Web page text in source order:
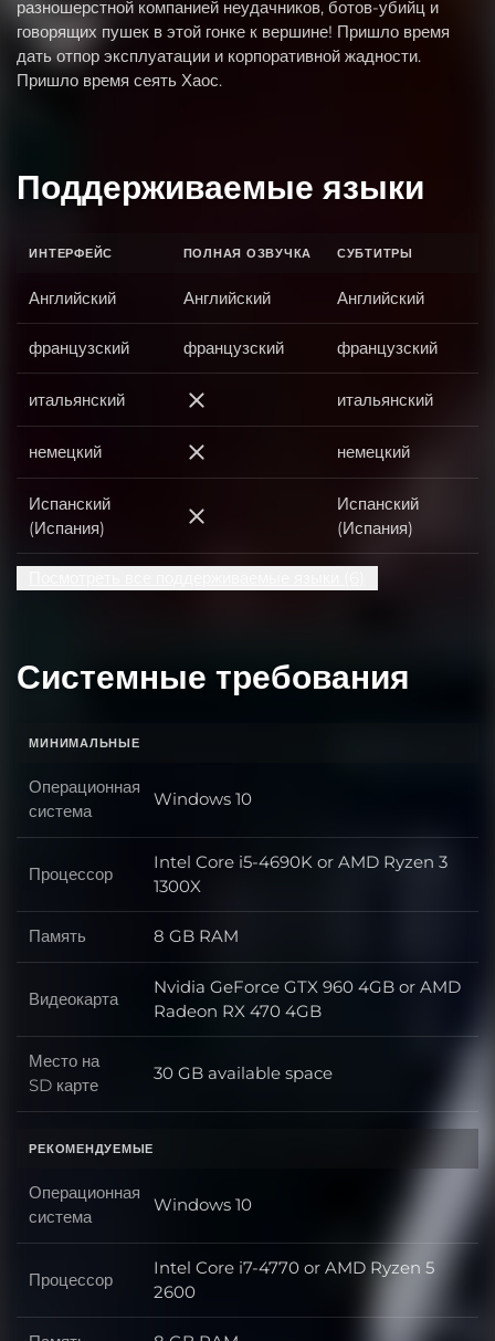
разношерстной компанией неудачников, ботов-убийц и
говорящих пушек в этой гонке к вершине! Пришло время
дать отпор эксплуатации и корпоративной жадности.
Пришло время сеять Хаос.
Поддерживаемые языки
ИНТЕРФЕЙС ПОЛНАЯ ОЗВУЧКА СУБТИТРЫ
Английский Английский Английский
французский французский французский
итальянский итальянский итальянский
немецкий немецкий немецкий
Испанский
(Испания)
Испанский (Испания)
Испанский
(Испания)
Системные требования
МИНИМАЛЬНЫЕ
Операционная
система
Операционная система
Windows 10
Процессор Процессор
Intel Core i5-4690K or AMD Ryzen 3
1300X
Память Память
8 GB RAM
Видеокарта Видеокарта
Nvidia GeForce GTX 960 4GB or AMD
Radeon RX 470 4GB
Место на
SD карте
Место на SD карте
30 GB available space
РЕКОМЕНДУЕМЫЕ
Операционная
система
Операционная система
Windows 10
Процессор Процессор
Intel Core i7-4770 or AMD Ryzen 5
2600